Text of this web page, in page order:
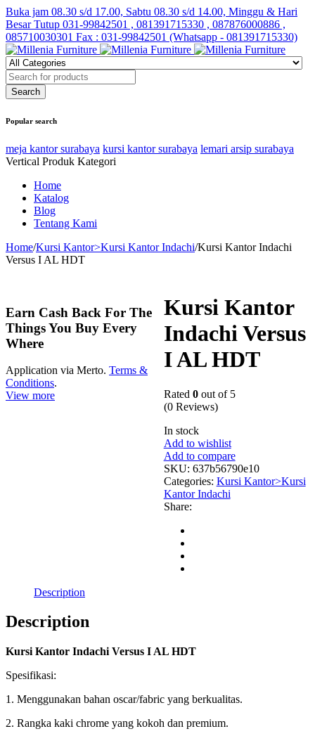
Buka jam 08.30 s/d 17.00, Sabtu 08.30 s/d 14.00, Minggu & Hari
Besar Tutup 031-99842501 , 081391715330 , 087876000886 ,
085710030301 Fax : 031-99842501 (Whatsapp - 081391715330)
Popular search
meja kantor surabaya kursi kantor surabaya lemari arsip surabaya
Vertical Produk Kategori
Home
Katalog
Blog
Tentang Kami
Home/Kursi Kantor>Kursi Kantor Indachi/Kursi Kantor Indachi
Versus I AL HDT
Kursi Kantor
Indachi Versus
I AL HDT
Rated 0out of 5
(0 Reviews)
In stock
Add to wishlist
Add to compare
SKU: 637b56790e10
Categories: Kursi Kantor>Kursi
Kantor Indachi
Share:
Earn Cash Back For The
Things You Buy Every
Where
Application via Merto. Terms &
Conditions.
View more
Description
Description
Kursi Kantor Indachi Versus I AL HDT
Spesifikasi:
1. Menggunakan bahan oscar/fabric yang berkualitas.
2. Rangka kaki chrome yang kokoh dan premium.